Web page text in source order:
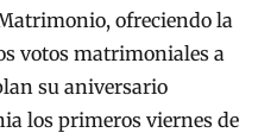
ofreciendo la
votos matrimoniales a
su aniversario
los primeros viernes de